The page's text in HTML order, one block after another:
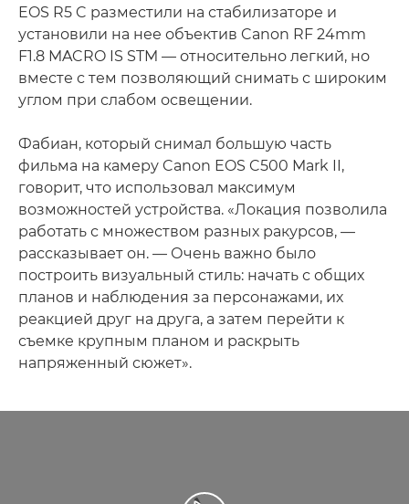
EOS R5 C разместили на стабилизаторе и
установили на нее объектив Canon RF 24mm
F1.8 MACRO IS STM — относительно легкий, но
вместе с тем позволяющий снимать с широким
углом при слабом освещении.
Фабиан, который снимал большую часть
фильма на камеру Canon EOS C500 Mark II,
говорит, что использовал максимум
возможностей устройства. «Локация позволила
работать с множеством разных ракурсов, —
рассказывает он. — Очень важно было
построить визуальный стиль: начать с общих
планов и наблюдения за персонажами, их
реакцией друг на друга, а затем перейти к
съемке крупным планом и раскрыть
напряженный сюжет».